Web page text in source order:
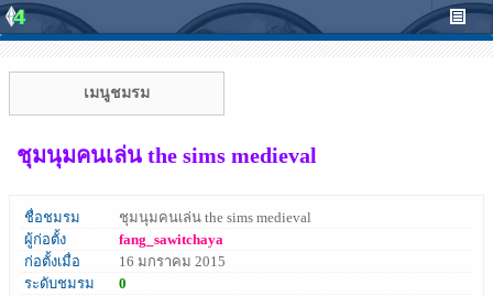
เมนูชมรม
ชุมนุมคนเล่น the sims medieval
ชื่อชมรม
ชุมนุมคนเล่น the sims medieval
ผู้ก่อตั้ง
fang_sawitchaya
ก่อตั้งเมื่อ
16 มกราคม 2015
ระดับชมรม
0